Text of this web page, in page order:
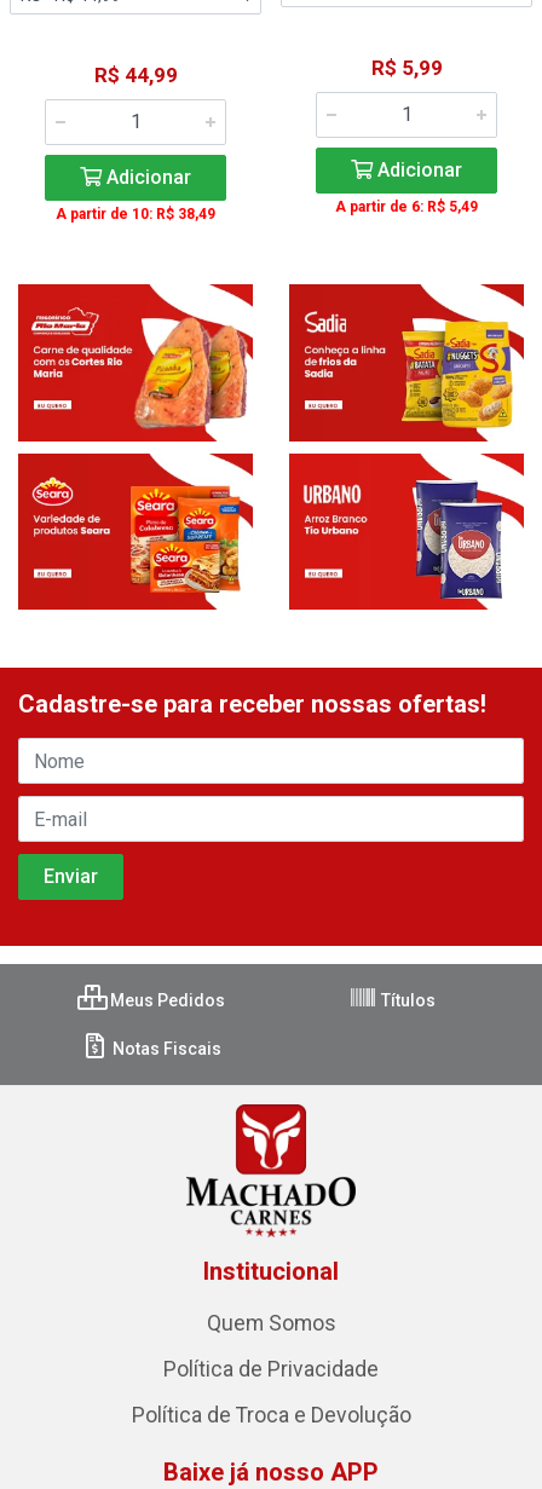
R$ 44,99
Adicionar
A partir de 10: R$ 38,49
R$ 5,99
Adicionar
A partir de 6: R$ 5,49
Cadastre-se para receber nossas ofertas!
Meus Pedidos Títulos
Notas Fiscais
Institucional
Quem Somos
Política de Privacidade
Política de Troca e Devolução
Baixe já nosso APP